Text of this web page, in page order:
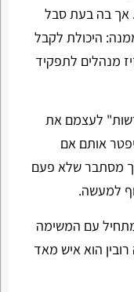
אך בה בעת סבל
היכולת לקבל
מנהלים לתפקיד
לעצמם את
אותם אם
מסתבר שלא פעם
למעשה.
מתחיל עם המשימה
הוא איש מאד